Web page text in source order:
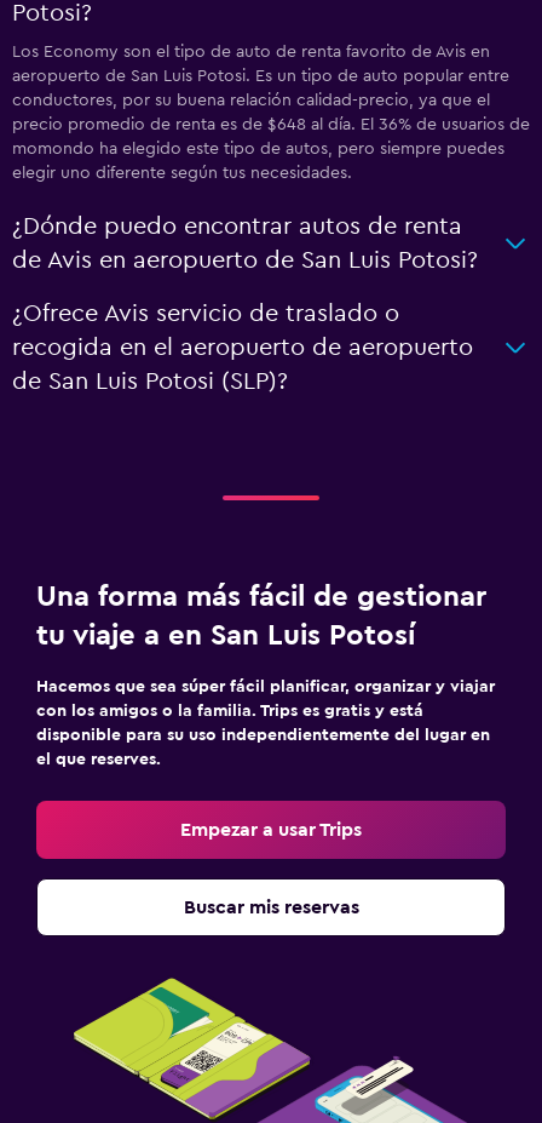
Potosi?
Los Economy son el tipo de auto de renta favorito de Avis en
aeropuerto de San Luis Potosi. Es un tipo de auto popular entre
conductores, por su buena relación calidad-precio, ya que el
precio promedio de renta es de $648 al día. El 36% de usuarios de
momondo ha elegido este tipo de autos, pero siempre puedes
elegir uno diferente según tus necesidades.
¿Dónde puedo encontrar autos de renta
de Avis en aeropuerto de San Luis Potosi?
¿Ofrece Avis servicio de traslado o
recogida en el aeropuerto de aeropuerto
de San Luis Potosi (SLP)?
Una forma más fácil de gestionar
tu viaje a en San Luis Potosí
Hacemos que sea súper fácil planificar, organizar y viajar
con los amigos o la familia. Trips es gratis y está
disponible para su uso independientemente del lugar en
el que reserves.
Empezar a usar Trips
Buscar mis reservas